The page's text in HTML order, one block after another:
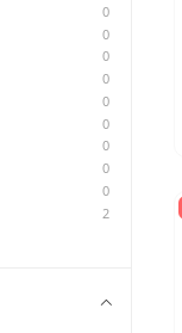
0
0
0
0
0
0
0
0
0
2